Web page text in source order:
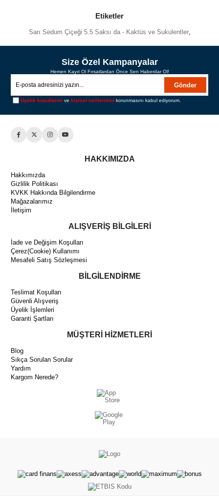
Etiketler
Sarı Sedum Çiçeği 5.5 Saksı da - Kaktüs ve Sukulentler,
Size Özel Kampanyalar
Hemen Kayıt Ol Fırsatlardan Önce Sen Haberdar Ol!
Gönder
Üyelik koşullarını vekişisel verilerimin korunmasını kabul ediyorum.
HAKKIMIZDA
Hakkımızda
Gizlilik Politikası
KVKK Hakkında Bilgilendirme
Mağazalarımız
İletişim
ALIŞVERİŞ BİLGİLERİ
İade ve Değişim Koşulları
Çerez(Cookie) Kullanımı
Mesafeli Satış Sözleşmesi
BİLGİLENDİRME
Teslimat Koşulları
Güvenli Alışveriş
Üyelik İşlemleri
Garanti Şartları
MÜŞTERİ HİZMETLERİ
Blog
Sıkça Sorulan Sorular
Yardım
Kargom Nerede?